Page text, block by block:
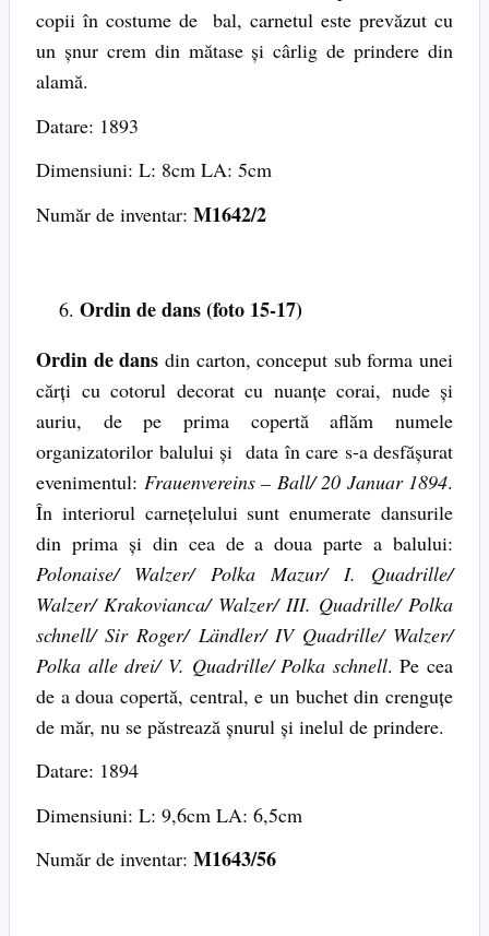
copii în costume de bal, carnetul este prevăzut cu
un șnur crem din mătase și cârlig de prindere din
alamă.
Datare: 1893
Dimensiuni: L: 8cm LA: 5cm
Număr de inventar: M1642/2
Ordin de dans (foto 15-17)
Ordin de dans din carton, conceput sub forma unei
cărți cu cotorul decorat cu nuanțe corai, nude și
auriu, de pe prima copertă aflăm numele
organizatorilor balului și data în care s-a desfășurat
evenimentul: Frauenvereins – Ball/ 20 Januar 1894.
În interiorul carnețelului sunt enumerate dansurile
din prima și din cea de a doua parte a balului:
Polonaise/ Walzer/ Polka Mazur/ I. Quadrille/
Walzer/ Krakovianca/ Walzer/ III. Quadrille/ Polka
schnell/ Sir Roger/ Ländler/ IV Quadrille/ Walzer/
Polka alle drei/ V. Quadrille/ Polka schnell. Pe cea
de a doua copertă, central, e un buchet din crenguțe
de măr, nu se păstrează șnurul și inelul de prindere.
Datare: 1894
Dimensiuni: L: 9,6cm LA: 6,5cm
Număr de inventar: M1643/56